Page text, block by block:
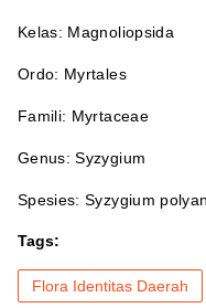
Kelas: Magnoliopsida
Ordo: Myrtales
Famili: Myrtaceae
Genus: Syzygium
Spesies: Syzygium
Tags:
Flora Identitas Daerah